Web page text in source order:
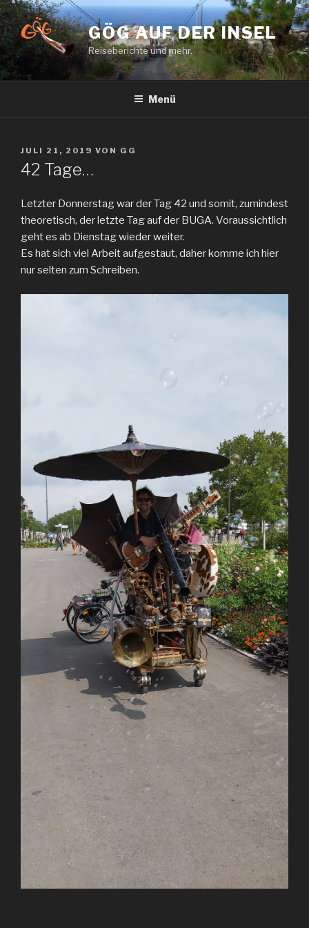
Zum
Inhalt
springen
GÖG AUF DER INSEL
Reiseberichte und mehr.
Menü
VERÖFFENTLICHT
AM
JULI 21, 2019 VON GG
42 Tage…
Letzter Donnerstag war der Tag 42 und somit, zumindest
theoretisch, der letzte Tag auf der BUGA. Voraussichtlich
geht es ab Dienstag wieder weiter.
Es hat sich viel Arbeit aufgestaut, daher komme ich hier
nur selten zum Schreiben.